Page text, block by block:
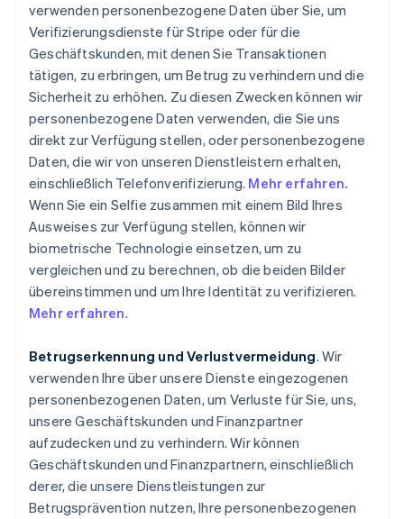
verwenden personenbezogene Daten über Sie, um
Verifizierungsdienste für Stripe oder für die
Geschäftskunden, mit denen Sie Transaktionen
tätigen, zu erbringen, um Betrug zu verhindern und die
Sicherheit zu erhöhen. Zu diesen Zwecken können wir
personenbezogene Daten verwenden, die Sie uns
direkt zur Verfügung stellen, oder personenbezogene
Daten, die wir von unseren Dienstleistern erhalten,
einschließlich Telefonverifizierung. Mehr erfahren.
Wenn Sie ein Selfie zusammen mit einem Bild Ihres
Ausweises zur Verfügung stellen, können wir
biometrische Technologie einsetzen, um zu
vergleichen und zu berechnen, ob die beiden Bilder
übereinstimmen und um Ihre Identität zu verifizieren.
Mehr erfahren.
Betrugserkennung und Verlustvermeidung. Wir
verwenden Ihre über unsere Dienste eingezogenen
personenbezogenen Daten, um Verluste für Sie, uns,
unsere Geschäftskunden und Finanzpartner
aufzudecken und zu verhindern. Wir können
Geschäftskunden und Finanzpartnern, einschließlich
derer, die unsere Dienstleistungen zur
Betrugsprävention nutzen, Ihre personenbezogenen